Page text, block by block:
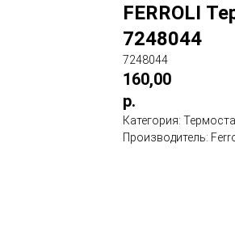
FERROLI
7248044
7248044
160,00
р.
Категория:
Производитель: